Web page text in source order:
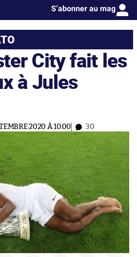
S’abonner au mag
City fait les
à Jules
2020 À 10:00 30